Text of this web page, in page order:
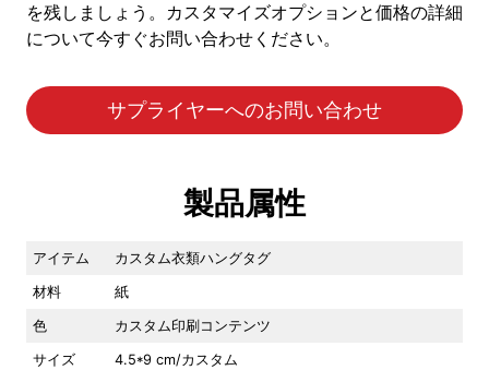
を残しましょう。カスタマイズオプションと価格の詳細
について今すぐお問い合わせください。
サプライヤーへのお問い合わせ
製品属性
アイテム カスタム衣類ハングタグ
材料 紙
色 カスタム印刷コンテンツ
サイズ 4.5*9 cm/カスタム